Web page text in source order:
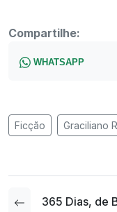
Compartilhe:
WHATSAPP
Ficção Graciliano
365 Dias, de